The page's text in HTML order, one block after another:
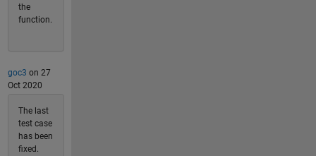
the
function.
goc3 on 27
Oct 2020
The last
test case
has been
fixed.